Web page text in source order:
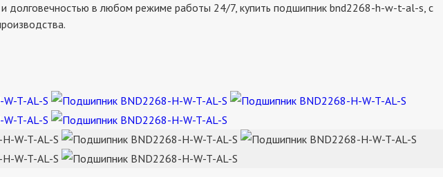
и долговечностью в любом режиме работы 24/7, купить подшипник bnd2268-h-w-t-al-s, с